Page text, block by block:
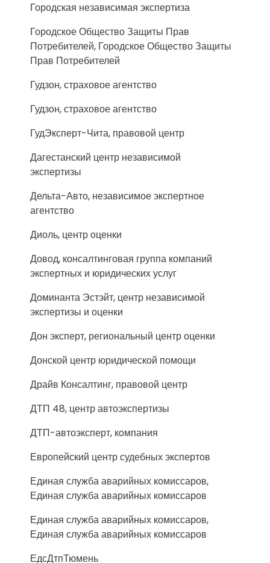
Городская независимая экспертиза
Городское Общество Защиты Прав
Потребителей, Городское Общество Защиты
Прав Потребителей
Гудзон, страховое агентство
Гудзон, страховое агентство
ГудЭксперт-Чита, правовой центр
Дагестанский центр независимой
экспертизы
Дельта-Авто, независимое экспертное
агентство
Диоль, центр оценки
Довод, консалтинговая группа компаний
экспертных и юридических услуг
Доминанта Эстэйт, центр независимой
экспертизы и оценки
Дон эксперт, региональный центр оценки
Донской центр юридической помощи
Драйв Консалтинг, правовой центр
ДТП 48, центр автоэкспертизы
ДТП-автоэксперт, компания
Европейский центр судебных экспертов
Единая служба аварийных комиссаров,
Единая служба аварийных комиссаров
Единая служба аварийных комиссаров,
Единая служба аварийных комиссаров
ЕдсДтпТюмень